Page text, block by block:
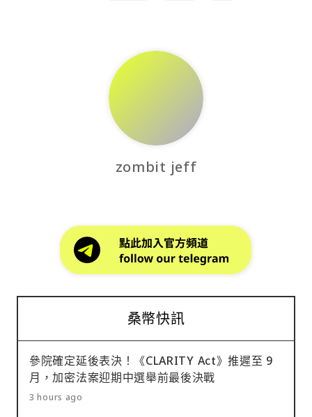
zombit jeff
桑幣快訊
參院確定延後表決！《CLARITY Act》推遲至 9
月，加密法案迎期中選舉前最後決戰
3 hours ago